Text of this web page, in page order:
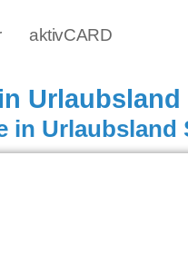
aktivCARD
in Urlaubsland